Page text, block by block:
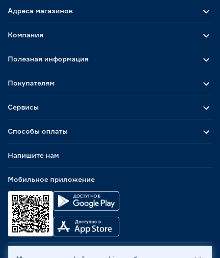
Адреса магазинов
Способы оплаты
Мобильное приложение
Компания
Полезная информация
Покупателям
Сервисы
Напишите нам